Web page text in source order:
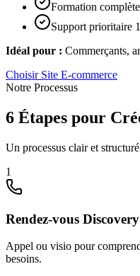
Formation
Support prioritaire
Idéal pour : Commerçants,
Choisir Site E-commerce
Notre Processus
6 Étapes pour
Un processus clair et
1
Rendez-vous Discovery
Appel ou visio pour
besoins.